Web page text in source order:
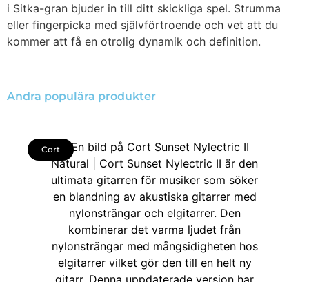
i Sitka-gran bjuder in till ditt skickliga spel. Strumma
eller fingerpicka med självförtroende och vet att du
kommer att få en otrolig dynamik och definition.
Andra populära produkter
Cort